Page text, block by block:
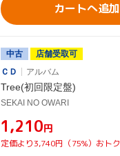
カートへ追加
中古
店舗受取可
ＣＤ
アルバム
Tree(初回限定盤)
SEKAI NO OWARI
¥1,210円
定価より3,740円（75%）おトク